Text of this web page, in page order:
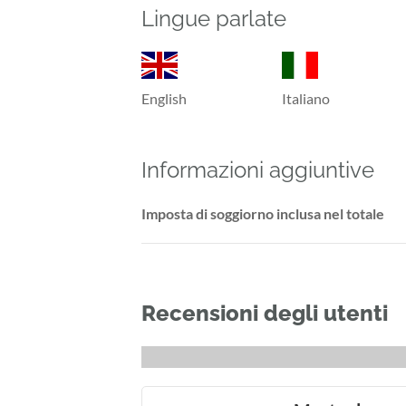
Lingue parlate
English Italiano
Informazioni aggiuntive
Imposta di soggiorno inclusa nel totale
Recensioni degli utenti